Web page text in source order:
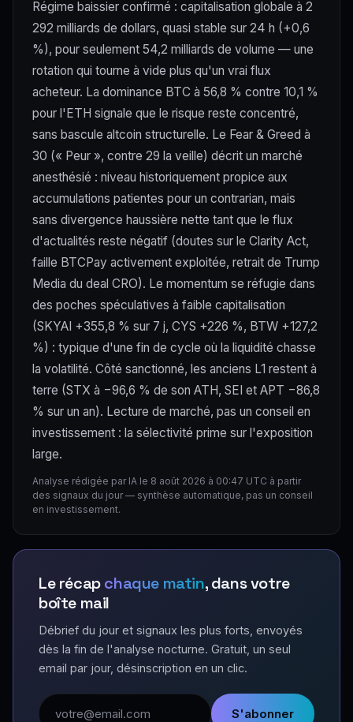
Régime baissier confirmé : capitalisation globale à 2
292 milliards de dollars, quasi stable sur 24 h (+0,6
%), pour seulement 54,2 milliards de volume — une
rotation qui tourne à vide plus qu'un vrai flux
acheteur. La dominance BTC à 56,8 % contre 10,1 %
pour l'ETH signale que le risque reste concentré,
sans bascule altcoin structurelle. Le Fear & Greed à
30 (« Peur », contre 29 la veille) décrit un marché
anesthésié : niveau historiquement propice aux
accumulations patientes pour un contrarian, mais
sans divergence haussière nette tant que le flux
d'actualités reste négatif (doutes sur le Clarity Act,
faille BTCPay activement exploitée, retrait de Trump
Media du deal CRO). Le momentum se réfugie dans
des poches spéculatives à faible capitalisation
(SKYAI +355,8 % sur 7 j, CYS +226 %, BTW +127,2
%) : typique d'une fin de cycle où la liquidité chasse
la volatilité. Côté sanctionné, les anciens L1 restent à
terre (STX à −96,6 % de son ATH, SEI et APT −86,8
% sur un an). Lecture de marché, pas un conseil en
investissement : la sélectivité prime sur l'exposition
large.
Analyse rédigée par IA le 8 août 2026 à 00:47 UTC à partir
des signaux du jour — synthèse automatique, pas un conseil
en investissement.
Le récapchaque matin, dans votre
boîte mail
Débrief du jour et signaux les plus forts, envoyés
dès la fin de l'analyse nocturne. Gratuit, un seul
email par jour, désinscription en un clic.
Adresse email
S'abonner